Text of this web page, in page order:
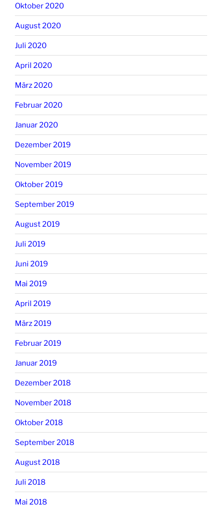
Oktober 2020
August 2020
Juli 2020
April 2020
März 2020
Februar 2020
Januar 2020
Dezember 2019
November 2019
Oktober 2019
September 2019
August 2019
Juli 2019
Juni 2019
Mai 2019
April 2019
März 2019
Februar 2019
Januar 2019
Dezember 2018
November 2018
Oktober 2018
September 2018
August 2018
Juli 2018
Mai 2018